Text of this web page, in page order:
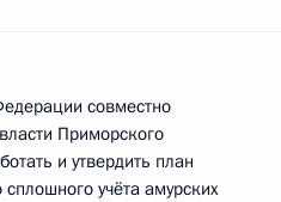
совместно
Приморского
и утвердить план
учёта амурских